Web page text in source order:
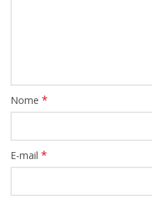
Nome *
E-mail *